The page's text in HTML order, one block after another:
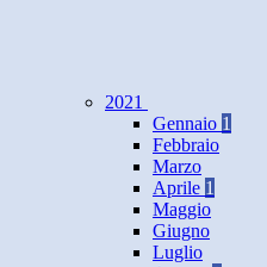
2021
Gennaio 1
Febbraio
Marzo
Aprile 1
Maggio
Giugno
Luglio